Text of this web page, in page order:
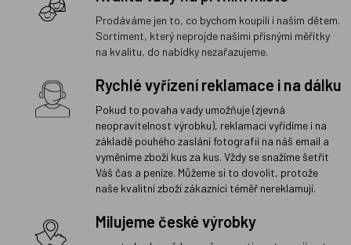
Prodáváme jen to, co bychom koupili i našim dětem.
Sortiment, který neprojde našimi přísnými měřítky
na kvalitu, do nabídky nezařazujeme.
Rychlé vyřízení reklamace i na dálku
Pokud to povaha vady umožňuje (zjevná
neopravitelnost výrobku), reklamaci vyřídíme i na
základě pouhého zaslání fotografií na náš email a
vyměníme zboží kus za kus. Vždy se snažíme šetřit
Váš čas a peníze. Můžeme si to dovolit, protože
naše kvalitní zboží zákazníci téměř nereklamují.
Milujeme české výrobky